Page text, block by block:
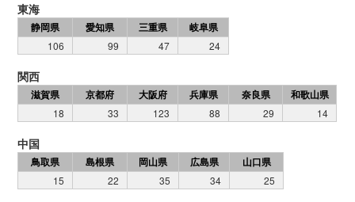
東海
静岡県 愛知県 三重県 岐阜県
106 99 47 24
関西
滋賀県 京都府 大阪府 兵庫県 奈良県 和歌山県
18 33 123 88 29 14
中国
鳥取県 島根県 岡山県 広島県 山口県
15 22 35 34 25